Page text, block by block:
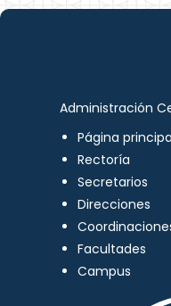
Administración
Página
Rectoría
Secretarios
Direcciones
Facultades
Campus